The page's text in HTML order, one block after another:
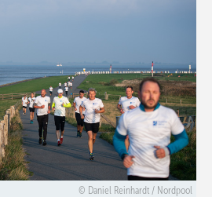
Daniel Reinhardt / Nordpool